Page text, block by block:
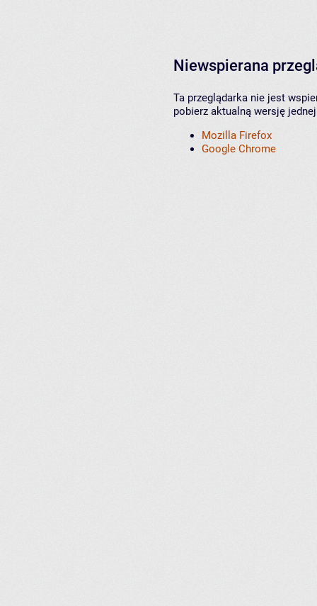
Niewspierana
Ta przeglądarka nie jest
pobierz aktualną wersję
Mozilla Firefox
Google Chrome